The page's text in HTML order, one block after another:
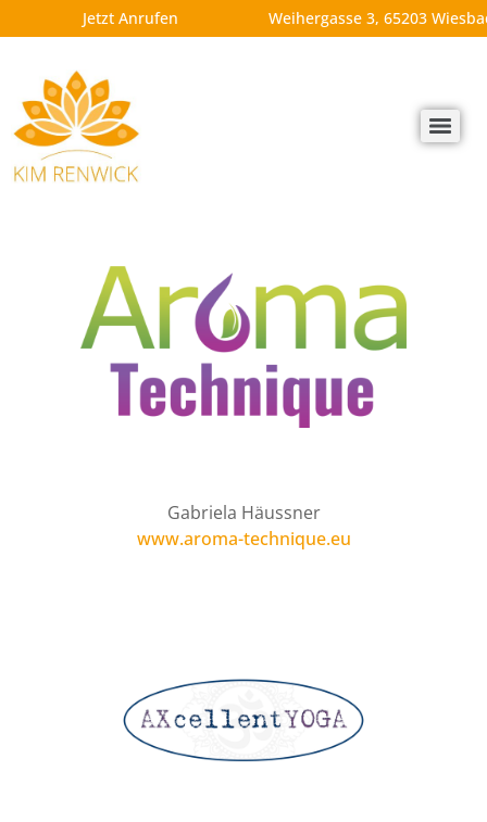
Jetzt Anrufen Weihergasse 3, 65203
Gabriela Häussner
www.aroma-technique.eu